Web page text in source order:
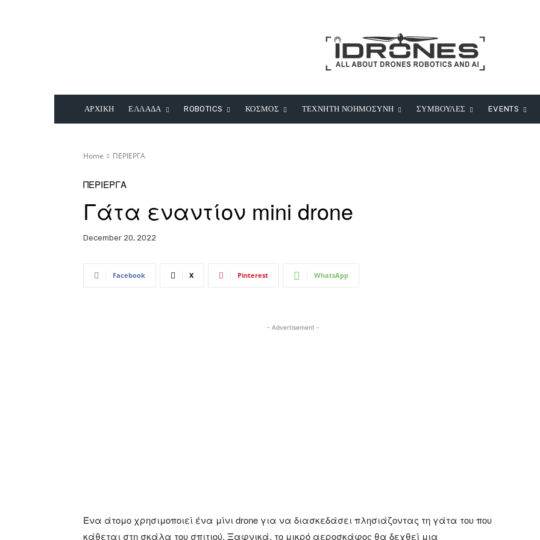
ΑΡΧΙΚΗ ΕΛΛΑΔΑ ROBOTICS ΚΟΣΜΟΣ ΤΕΧΝΗΤΗ ΝΟΗΜΟΣΥΝΗ ΣΥΜΒΟΥΛΕΣ EVENTS
Home ΠΕΡΙΕΡΓΑ
ΠΕΡΙΕΡΓΑ
Γάτα εναντίον mini drone
December 20, 2022
Facebook X Pinterest WhatsApp
- Advertisement -
Ένα άτομο χρησιμοποιεί ένα μίνι drone για να διασκεδάσει πλησιάζοντας τη γάτα του που
κάθεται στη σκάλα του σπιτιού. Ξαφνικά, το μικρό αεροσκάφος θα δεχθεί μια